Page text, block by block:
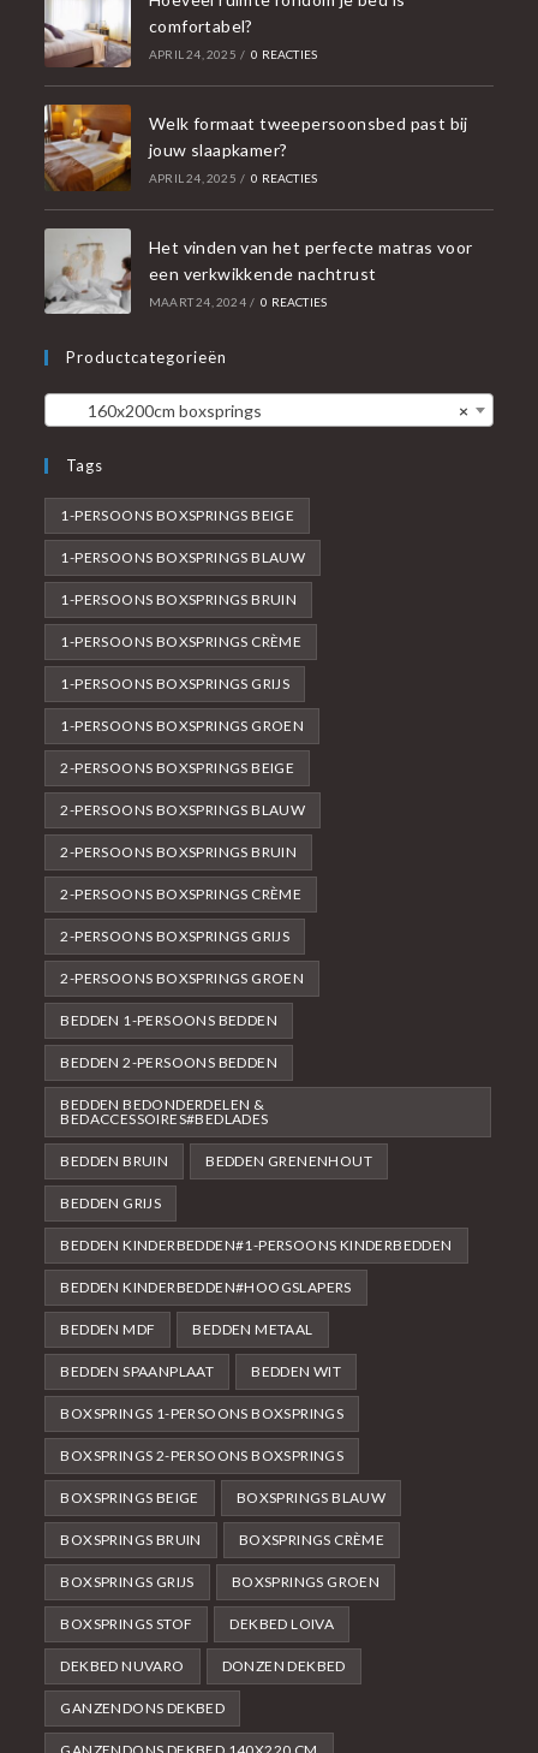
comfortabel?
APRIL 24, 2025 / 0 REACTIES
Welk formaat tweepersoonsbed past bij
jouw slaapkamer?
APRIL 24, 2025 / 0 REACTIES
Het vinden van het perfecte matras voor
een verkwikkende nachtrust
MAART 24, 2024 / 0 REACTIES
Productcategorieën
×
160x200cm boxsprings
Tags
1-PERSOONS BOXSPRINGS BEIGE
1-PERSOONS BOXSPRINGS BLAUW
1-PERSOONS BOXSPRINGS BRUIN
1-PERSOONS BOXSPRINGS CRÈME
1-PERSOONS BOXSPRINGS GRIJS
1-PERSOONS BOXSPRINGS GROEN
2-PERSOONS BOXSPRINGS BEIGE
2-PERSOONS BOXSPRINGS BLAUW
2-PERSOONS BOXSPRINGS BRUIN
2-PERSOONS BOXSPRINGS CRÈME
2-PERSOONS BOXSPRINGS GRIJS
2-PERSOONS BOXSPRINGS GROEN
BEDDEN 1-PERSOONS BEDDEN
BEDDEN 2-PERSOONS BEDDEN
BEDDEN BEDONDERDELEN &
BEDACCESSOIRES#BEDLADES
BEDDEN BRUIN BEDDEN GRENENHOUT
BEDDEN GRIJS
BEDDEN KINDERBEDDEN#1-PERSOONS KINDERBEDDEN
BEDDEN KINDERBEDDEN#HOOGSLAPERS
BEDDEN MDF BEDDEN METAAL
BEDDEN SPAANPLAAT BEDDEN WIT
BOXSPRINGS 1-PERSOONS BOXSPRINGS
BOXSPRINGS 2-PERSOONS BOXSPRINGS
BOXSPRINGS BEIGE BOXSPRINGS BLAUW
BOXSPRINGS BRUIN BOXSPRINGS CRÈME
BOXSPRINGS GRIJS BOXSPRINGS GROEN
BOXSPRINGS STOF DEKBED LOIVA
DEKBED NUVARO DONZEN DEKBED
GANZENDONS DEKBED